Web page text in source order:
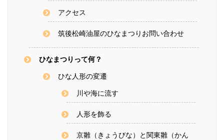
アクセス
筑後松崎油屋のひなまつりお問い合わせ
ひなまつりって何？
ひな人形の変遷
川や海に流す
人形を飾る
京雛（きょうびな）と関東雛（かん